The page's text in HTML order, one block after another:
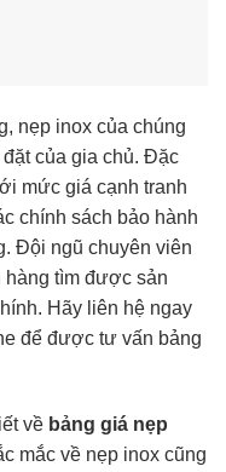
nẹp inox của chúng
của gia chủ. Đặc
mức giá cạnh tranh
chính sách bảo hành
Đội ngũ chuyên viên
hàng tìm được sản
Hãy liên hệ ngay
để được tư vấn bảng
về bảng giá nẹp
mắc về nẹp inox cũng